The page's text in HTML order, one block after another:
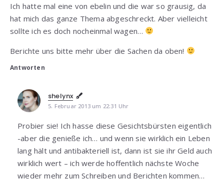
Ich hatte mal eine von ebelin und die war so grausig, da
hat mich das ganze Thema abgeschreckt. Aber vielleicht
sollte ich es doch nocheinmal wagen…
Berichte uns bitte mehr über die Sachen da oben!
Antworten
shelynx
5. Februar 2013 um 22:31 Uhr
Probier sie! Ich hasse diese Gesichtsbürsten eigentlich
-aber die genieße ich… und wenn sie wirklich ein Leben
lang hält und antibakteriell ist, dann ist sie ihr Geld auch
wirklich wert – ich werde hoffentlich nächste Woche
wieder mehr zum Schreiben und Berichten kommen…